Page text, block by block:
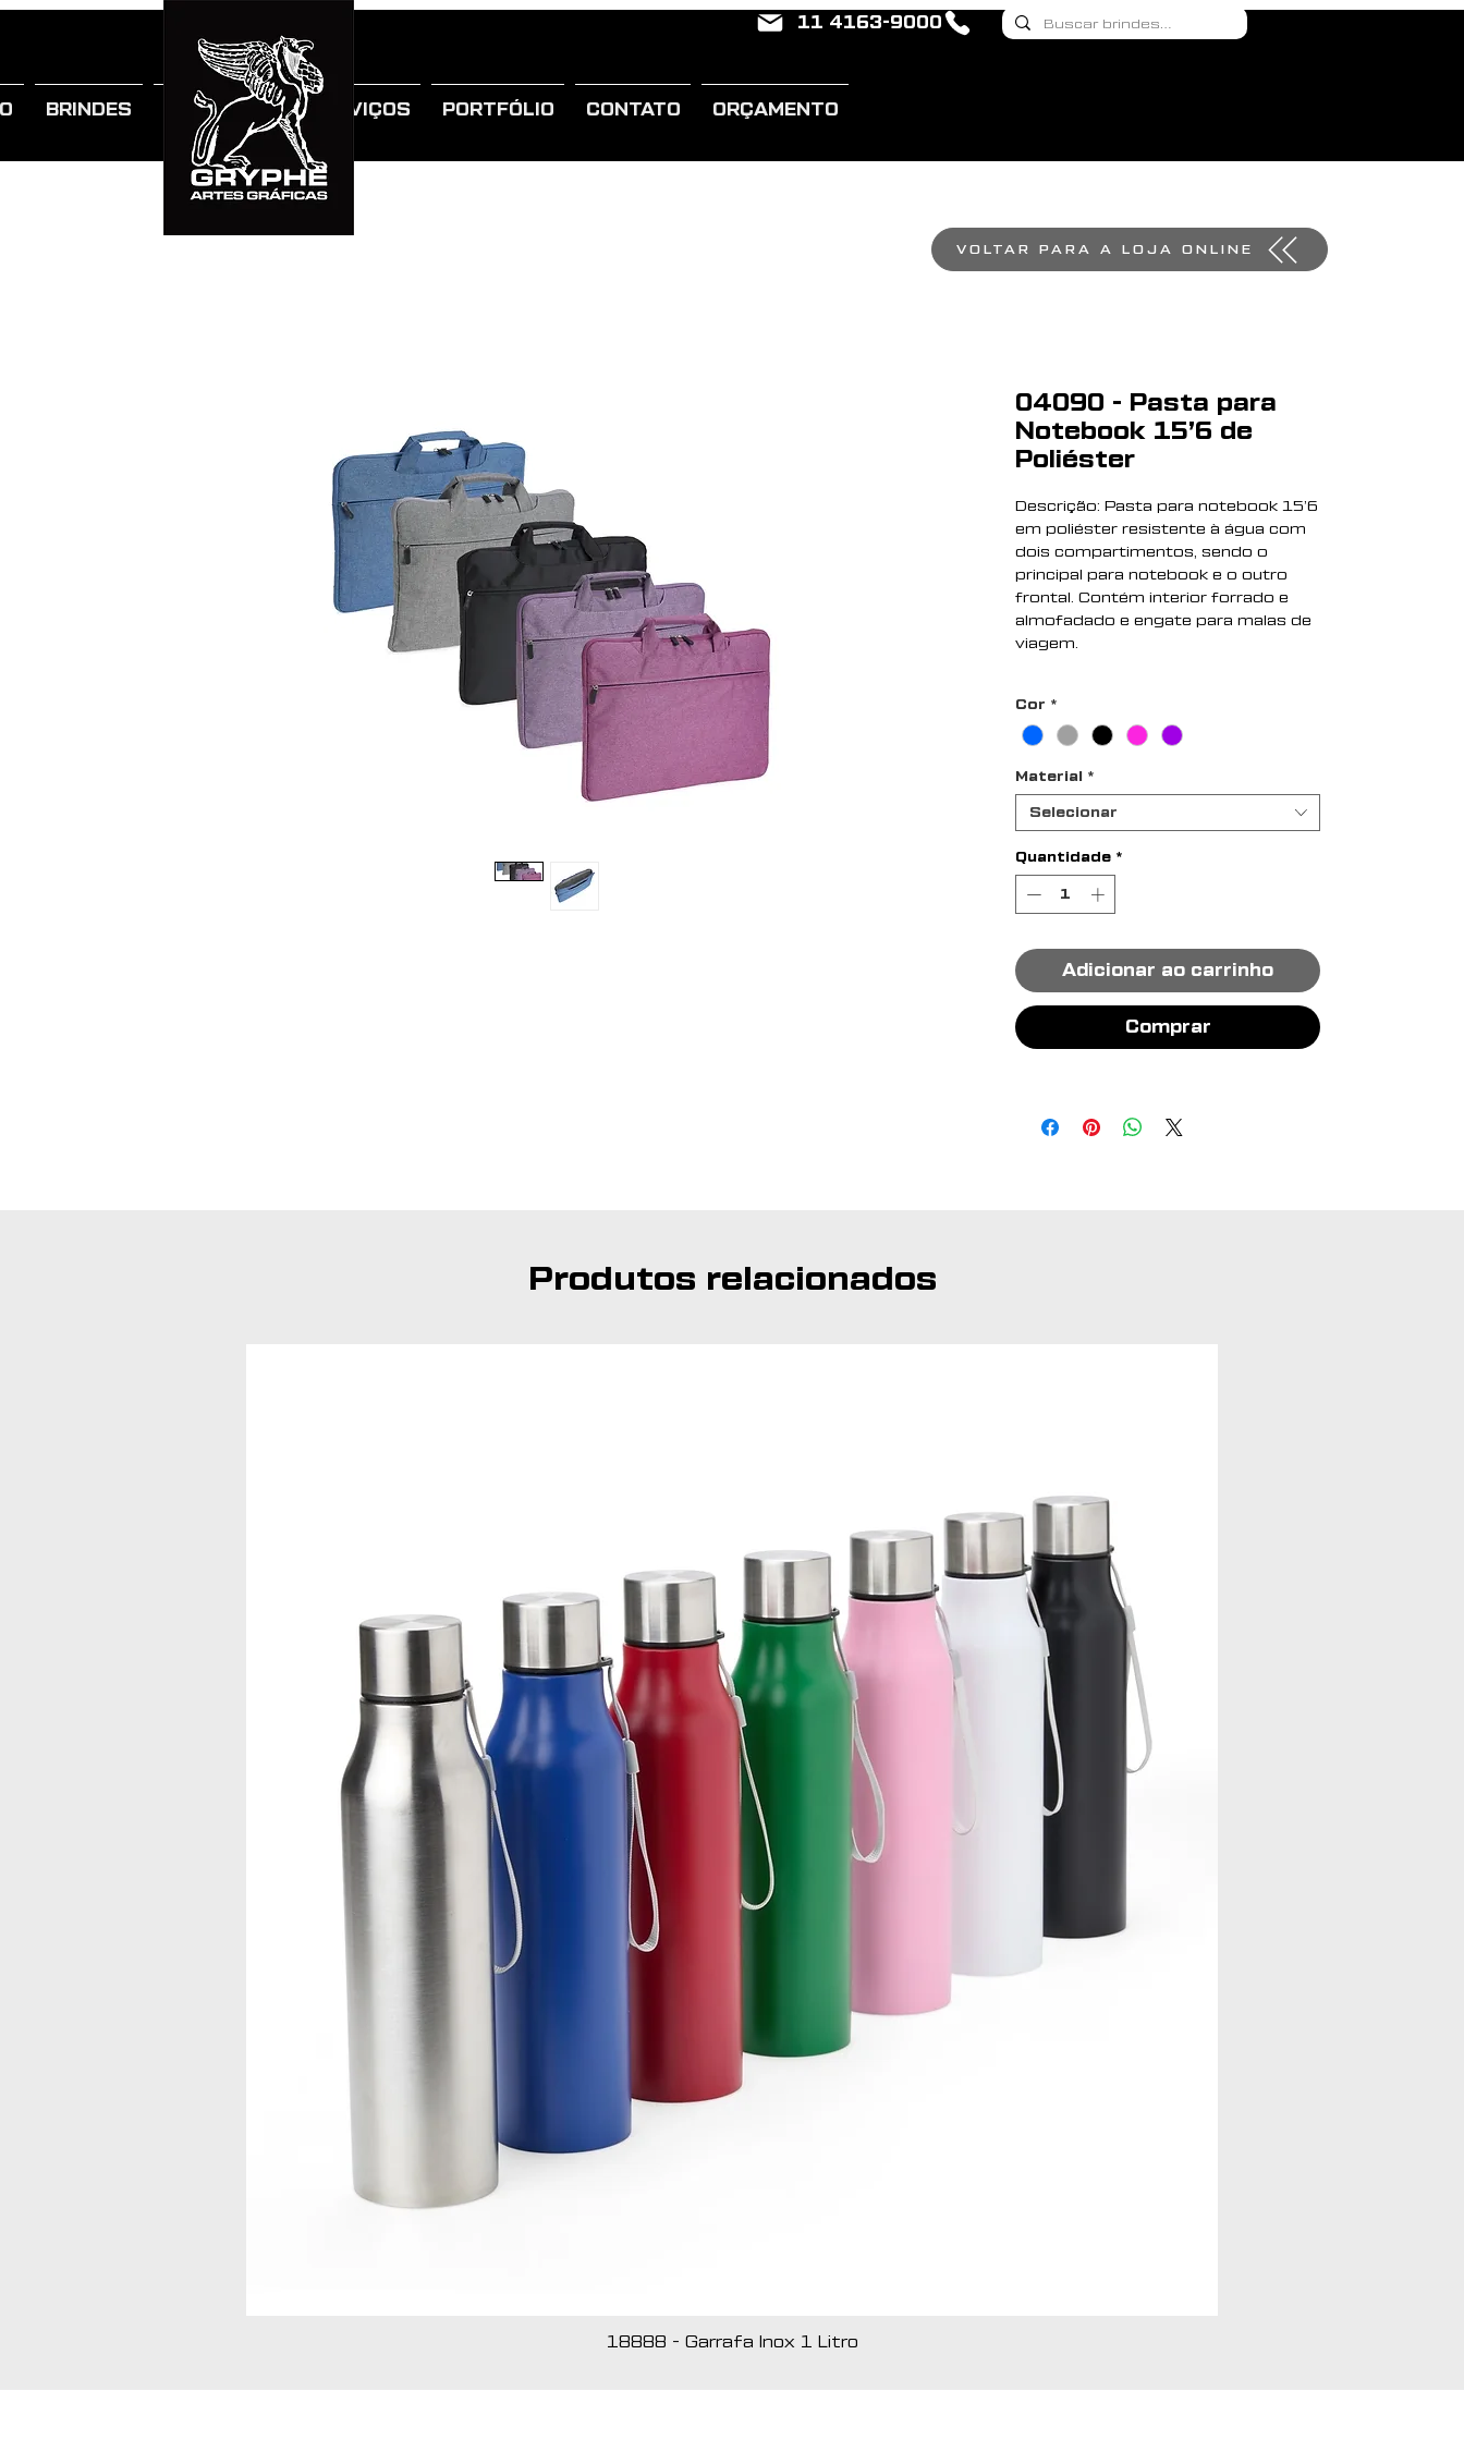
11 4163-9000
BRINDES SOBRE NÓS SERVIÇOS PORTFÓLIO CONTATO ORÇAMENTO
04090 - Pasta para
Notebook 15’6 de
Poliéster
Descrição: Pasta para notebook 15’6
em poliéster resistente à água com
dois compartimentos, sendo o
principal para notebook e o outro
frontal. Contém interior forrado e
almofadado e engate para malas de
viagem.
Profundidade : 5 cm
Comprimento : 41,5 cm
gravação (CxL): 19 cm x 37 cm
Peso aproximado (g): 394
Cor *
Material *
Selecionar
Quantidade *
Adicionar ao carrinho
Comprar
VOLTAR PARA A LOJA ONLINE
Produtos relacionados
18888 - Garrafa Inox 1 Litro